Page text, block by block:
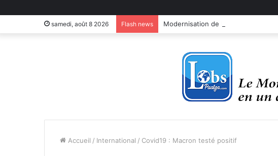
samedi, août 8 2026 Flash news
Accueil / International / Covid19 : Macron testé positif